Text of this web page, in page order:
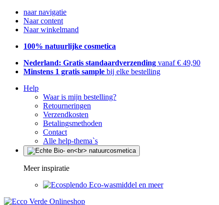
naar navigatie
Naar content
Naar winkelmand
100% natuurlijke cosmetica
Nederland: Gratis standaardverzending vanaf € 49,90
Minstens 1 gratis sample bij elke bestelling
Help
Waar is mijn bestelling?
Retourneringen
Verzendkosten
Betalingsmethoden
Contact
Alle help-thema`s
Meer inspiratie
Eco-wasmiddel en meer